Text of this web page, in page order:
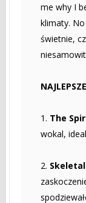
me why I
klimaty. No
świetnie,
1. The
wokal,
2.